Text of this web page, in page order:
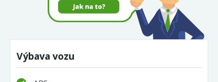
Výbava vozu